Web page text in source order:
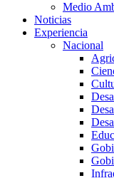
Medio
Noticias
Experiencia
Nacional